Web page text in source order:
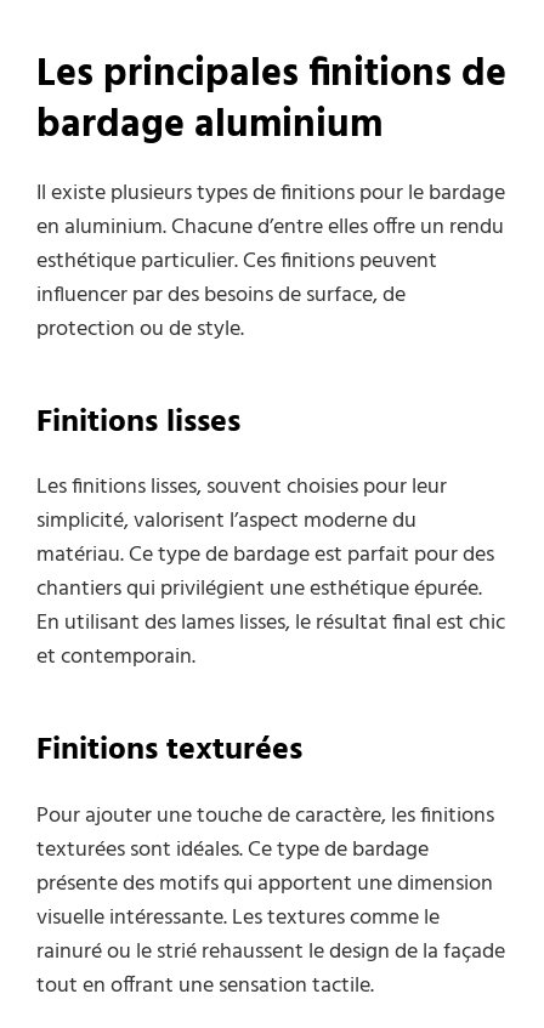
Les principales finitions de
bardage aluminium
Il existe plusieurs types de finitions pour le bardage
en aluminium. Chacune d’entre elles offre un rendu
esthétique particulier. Ces finitions peuvent
influencer par des besoins de surface, de
protection ou de style.
Finitions lisses
Les finitions lisses, souvent choisies pour leur
simplicité, valorisent l’aspect moderne du
matériau. Ce type de bardage est parfait pour des
chantiers qui privilégient une esthétique épurée.
En utilisant des lames lisses, le résultat final est chic
et contemporain.
Finitions texturées
Pour ajouter une touche de caractère, les finitions
texturées sont idéales. Ce type de bardage
présente des motifs qui apportent une dimension
visuelle intéressante. Les textures comme le
rainuré ou le strié rehaussent le design de la façade
tout en offrant une sensation tactile.